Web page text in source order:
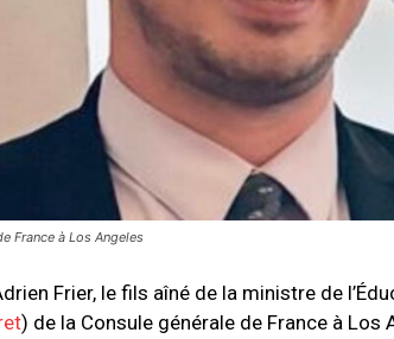
France à Los Angeles
Frier, le fils aîné de la ministre de
) de la Consule générale de France à Los